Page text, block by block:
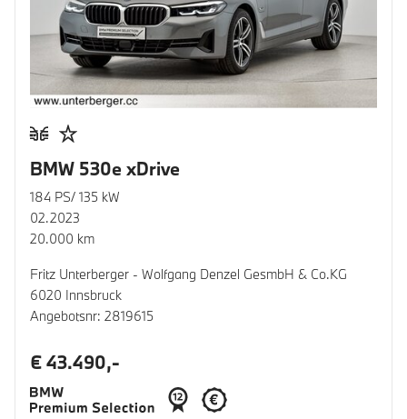
BMW 530e xDrive
184 PS/ 135 kW
02.2023
20.000 km
Fritz Unterberger - Wolfgang Denzel GesmbH & Co.KG
6020 Innsbruck
Angebotsnr: 2819615
€ 43.490,-